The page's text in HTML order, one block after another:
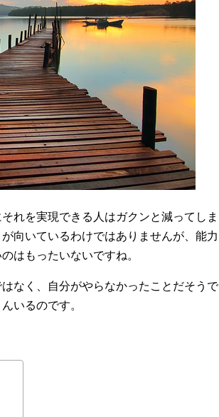
れを実現できる人はガクンと減ってしま
向いているわけではありませんが、能力
はもったいないですね。
なく、自分がやらなかったことだそうで
いるのです。